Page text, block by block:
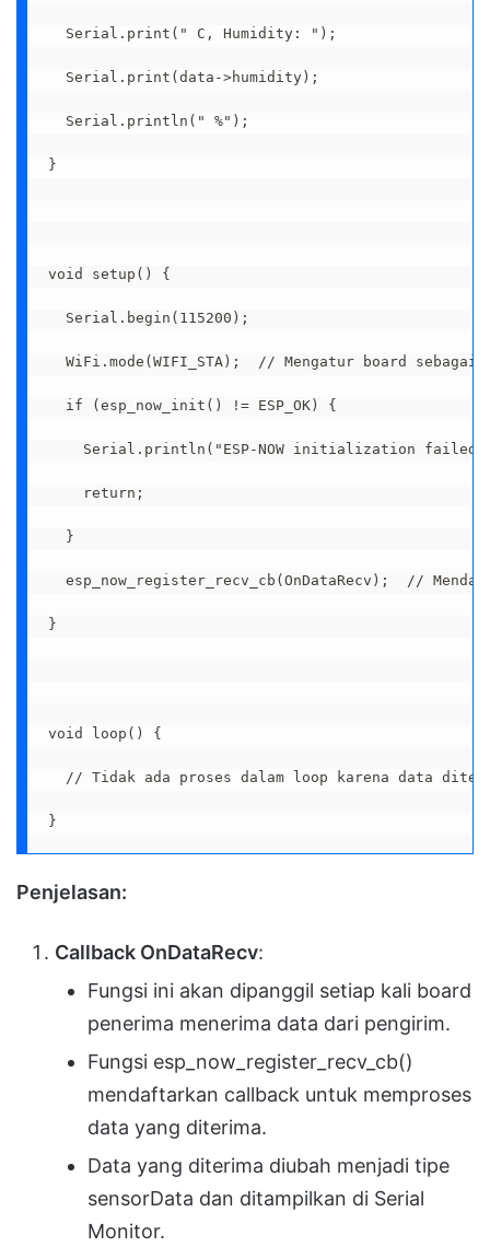
Serial.print(" C, Humidity: ");
Serial.print(data->humidity);
Serial.println(" %");
}
void setup() {
Serial.begin(115200);
WiFi.mode(WIFI_STA);  // Mengatur board sebagai
if (esp_now_init() != ESP_OK) {
Serial.println("ESP-NOW initialization
return;
}
esp_now_register_recv_cb(OnDataRecv);  //
}
void loop() {
// Tidak ada proses dalam loop karena data
}
Penjelasan:
Callback OnDataRecv:
Fungsi ini akan dipanggil setiap kali board
penerima menerima data dari pengirim.
Fungsi esp_now_register_recv_cb()
mendaftarkan callback untuk memproses
data yang diterima.
Data yang diterima diubah menjadi tipe
sensorData dan ditampilkan di Serial
Monitor.